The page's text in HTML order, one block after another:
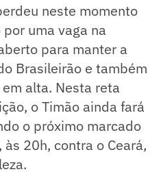
neste momento
uma vaga na
para manter a
Brasileirão e também
alta. Nesta reta
o Timão ainda fará
o próximo marcado
20h, contra o Ceará,